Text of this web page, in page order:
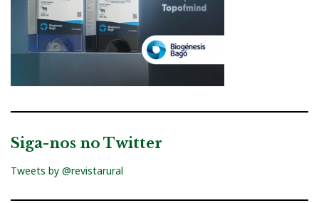
Siga-nos no Twitter
Tweets by @revistarural